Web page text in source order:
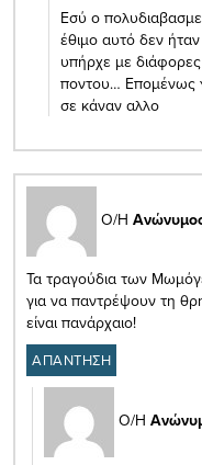
Εσύ ο
έθιμο αυτό δεν
υπήρχε με
ποντου… Επομένως
σε κάναν αλλο
Ο/Η
Τα τραγούδια των
για να παντρέψουν τη
είναι πανάρχαιο!
ΑΠΑΝΤΗΣΗ
Ο/Η